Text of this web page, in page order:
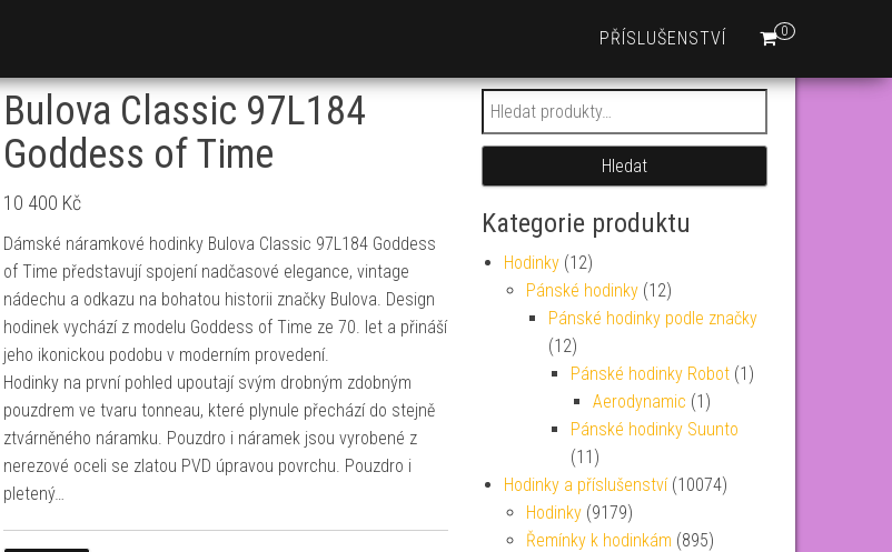
0
PŘÍSLUŠENSTVÍ
Bulova Classic 97L184
Goddess of Time
10 400 Kč
Dámské náramkové hodinky Bulova Classic 97L184 Goddess
of Time představují spojení nadčasové elegance, vintage
nádechu a odkazu na bohatou historii značky Bulova. Design
hodinek vychází z modelu Goddess of Time ze 70. let a přináší
jeho ikonickou podobu v moderním provedení.
Hodinky na první pohled upoutají svým drobným zdobným
pouzdrem ve tvaru tonneau, které plynule přechází do stejně
ztvárněného náramku. Pouzdro i náramek jsou vyrobené z
nerezové oceli se zlatou PVD úpravou povrchu. Pouzdro i
pletený…
Hledat:
Hledat
Kategorie produktu
Hodinky (12)
Pánské hodinky (12)
Pánské hodinky podle značky
(12)
Pánské hodinky Robot (1)
Aerodynamic (1)
Pánské hodinky Suunto
(11)
Hodinky a příslušenství (10074)
Hodinky (9179)
Řemínky k hodinkám (895)